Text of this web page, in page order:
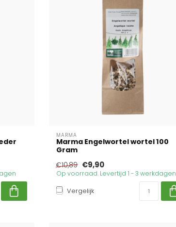
MARMA
Marma Engelwortel wortel 100
Gram
€10,89 €9,90
Op voorraad. Levertijd 1 - 3 werkdagen
Vergelijk